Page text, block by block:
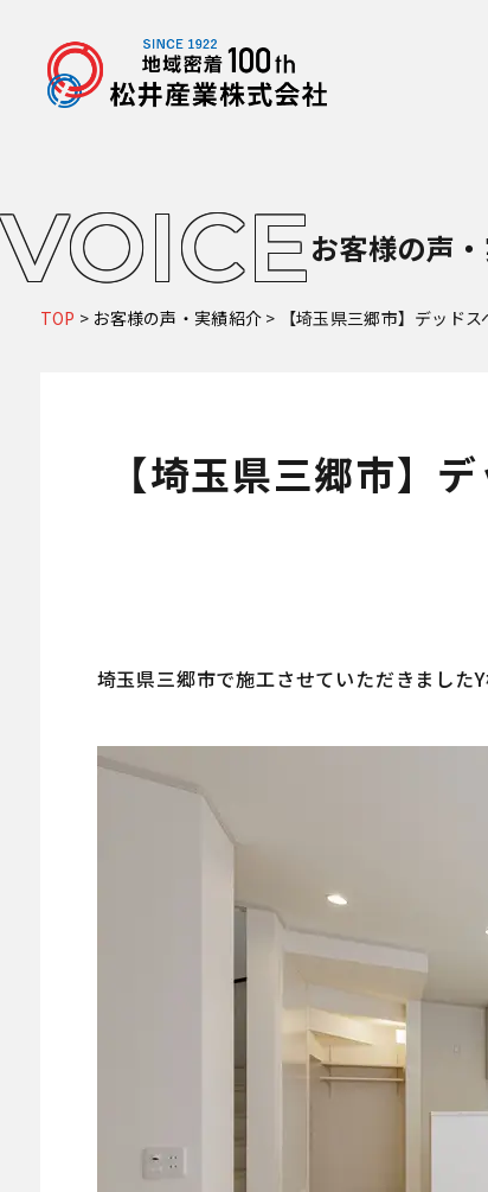
VOICEお客様の声
TOP > お客様の声・実績紹介 > 【埼玉県三郷市】デッド
【埼玉県三郷市】
埼玉県三郷市で施工させていただきました